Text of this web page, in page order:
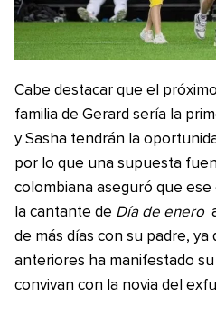
Cabe destacar que el
familia de Gerard sería la
y Sasha tendrán la
por lo que una supuesta
colombiana aseguró que
la cantante de Día de enero
de más días con su padre, ya
anteriores ha manifestado
convivan con la novia del